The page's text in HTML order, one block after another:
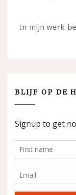
In mijn werk
BLIJF OP DE